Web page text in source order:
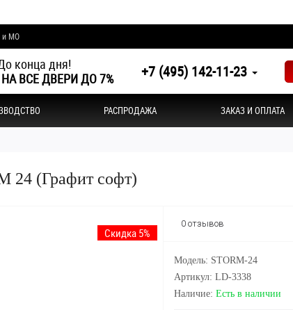
и МО
конца дня!
ВСЕ ДВЕРИ ДО 7%
+7 (495) 142-11-23
РАСПРОДАЖА ЗАКАЗ И ОПЛАТА
24 (Графит софт)
Скидка 5%
0 отзывов
Модель: STORM-24
Артикул: LD-3338
Наличие: Есть в наличии